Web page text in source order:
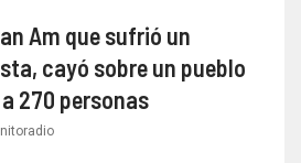
Am que sufrió un
cayó sobre un pueblo
270 personas